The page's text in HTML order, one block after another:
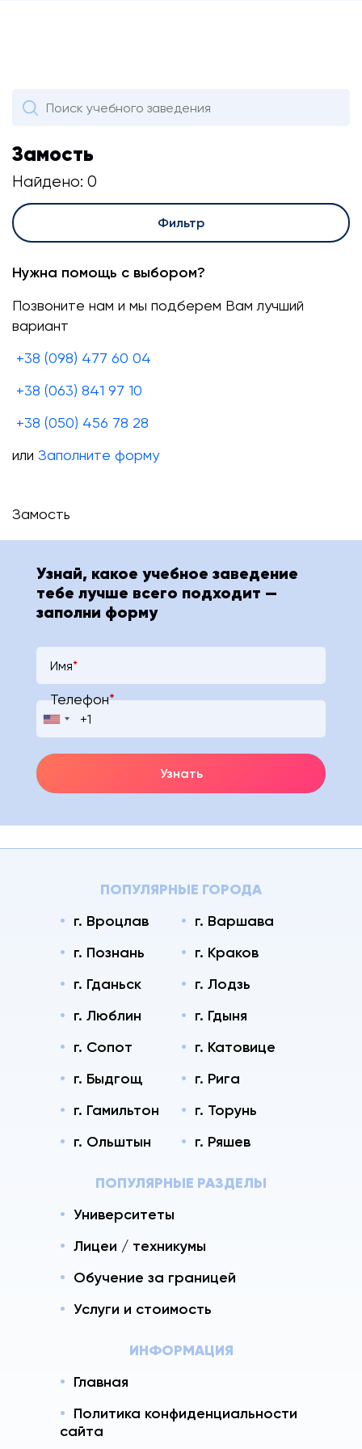
Замость
Найдено: 0
Фильтр
Нужна помощь с выбором?
Позвоните нам и мы подберем Вам лучший
вариант
+38 (098) 477 60 04
+38 (063) 841 97 10
+38 (050) 456 78 28
или Заполните форму
Замость
Узнай, какое учебное заведение
тебе лучше всего подходит —
заполни форму
Имя*
Телефон*
Узнать
ПОПУЛЯРНЫЕ ГОРОДА
г. Вроцлав
г. Варшава
г. Познань
г. Краков
г. Гданьск
г. Лодзь
г. Люблин
г. Гдыня
г. Сопот
г. Катовице
г. Быдгощ
г. Рига
г. Гамильтон
г. Торунь
г. Ольштын
г. Ряшев
ПОПУЛЯРНЫЕ РАЗДЕЛЫ
Университеты
Лицеи / техникумы
Обучение за границей
Услуги и стоимость
ИНФОРМАЦИЯ
Главная
Политика конфиденциальности
сайта